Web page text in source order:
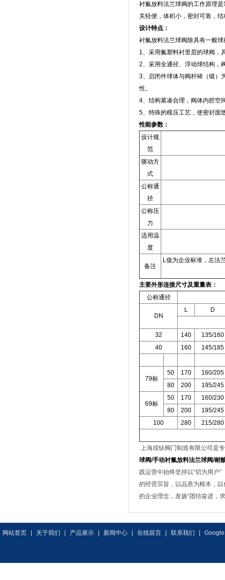
衬氟放料法兰球阀的工作原理
关轻便，体积小，密封可靠，
设计特点：
衬氟放料法兰球阀除具有一般
1、采用氟塑料衬里层的球阀，
2、采用全通径、浮动球结构，
3、启闭件球体与阀杆铸（锻）
性。
4、结构紧凑合理，阀体内腔空
5、特殊的模压工艺，使密封面
性能参数：
设计规
范
驱动方
式
公称通
径
公称压
力
适用温
度
备注
L值为企业标准，左法
主要外形连接尺寸及重量表：
公称通径
DN
L D
32 140
135/160
40
160 145/185
79标
50 170
160/205
80
200 195/245
69标
50 170
160/230
80
200
195/245
100
280 215/280
上海戎钛阀门制造有限公司是
球阀/手动衬氟放料法兰球阀/耐
践运营中始终坚持以“切为用户”
的经营宗旨，以品质为根本，
的企业理念，发扬“团结奋进，
网站首页 关于我们 产品展示 新闻中心 在线留言 联系我们